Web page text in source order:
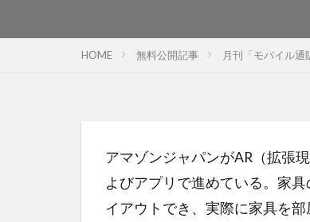
HOME 無料公開記事 月刊「モバイル通
アマゾンジャパンがAR（拡張
よびアプリで進めている。家
イアウトでき、実際に家具を